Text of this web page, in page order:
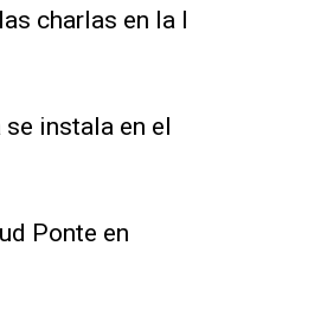
charlas en la I
instala en el
Ponte en